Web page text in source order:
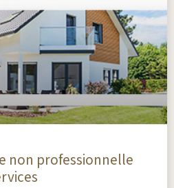
non professionnelle